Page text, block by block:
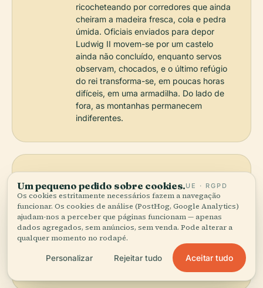
ricocheteando por corredores que ainda
cheiram a madeira fresca, cola e pedra
úmida. Oficiais enviados para depor
Ludwig II movem-se por um castelo
ainda não concluído, enquanto servos
observam, chocados, e o último refúgio
do rei transforma-se, em poucas horas
difíceis, em uma armadilha. Do lado de
fora, as montanhas permanecem
indiferentes.
A morte de Ludwig II em 13 de junho de
1886, no Lago Starnberg, ainda resiste
a um veredito final. Oficialmente foi
afogamento, mas estudiosos e a
memória local continuam circulando a
mesma pergunta sem resposta: suicídio,
acidente ou algo mais deliberado?
Um pequeno pedido sobre cookies.UE · RGPD
Os cookies estritamente necessários fazem a navegação
funcionar. Os cookies de análise (PostHog, Google Analytics)
ajudam-nos a perceber que páginas funcionam — apenas
dados agregados, sem anúncios, sem venda. Pode alterar a
qualquer momento no rodapé.
Personalizar Rejeitar tudo Aceitar tudo